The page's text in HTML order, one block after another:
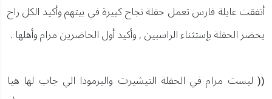
أتفقت عايلة فارس تعمل حفلة نجاح كبيرة في بيتهم وأكيد الكل راح
يحضر الحفلة بإستثناء الراسبين , وأكيد أول الحاضرين مرام وأهلها .
(( لبست مرام في الحفلة التيشيرت والبرمودا الي جاب لها هيا